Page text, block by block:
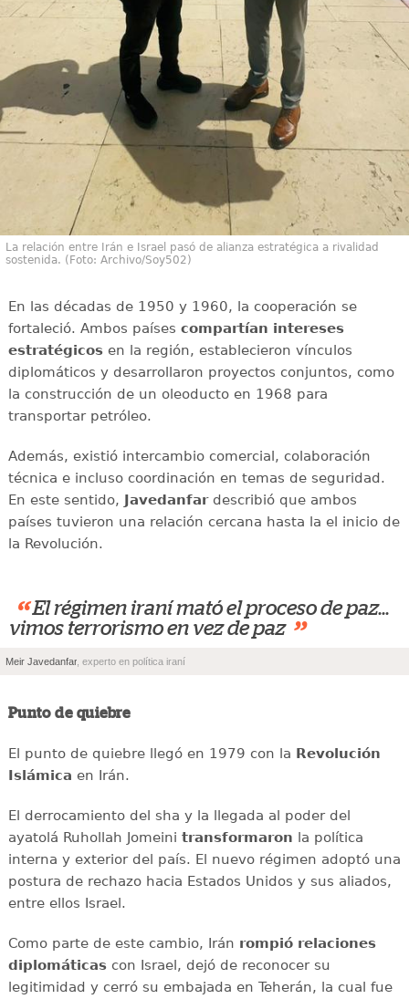
La relación entre Irán e Israel pasó de alianza estratégica a rivalidad
sostenida. (Foto: Archivo/Soy502)
En las décadas de 1950 y 1960, la cooperación se
fortaleció. Ambos países compartían intereses
estratégicosen la región, establecieron vínculos
diplomáticos y desarrollaron proyectos conjuntos, como
la construcción de un oleoducto en 1968 para
transportar petróleo.
Además, existió intercambio comercial, colaboración
técnica e incluso coordinación en temas de seguridad.
En este sentido, Javedanfardescribió que ambos
países tuvieron una relación cercana hasta la el inicio de
la Revolución.
“ El régimen iraní mató el proceso de paz...
vimos terrorismo en vez de paz ”
Meir Javedanfar , experto en política iraní
Punto de quiebre
El punto de quiebre llegó en 1979 con la Revolución
Islámica en Irán.
El derrocamiento del sha y la llegada al poder del
ayatolá Ruhollah Jomeini transformaron la política
interna y exterior del país. El nuevo régimen adoptó una
postura de rechazo hacia Estados Unidos y sus aliados,
entre ellos Israel.
Como parte de este cambio, Irán rompió relaciones
diplomáticascon Israel, dejó de reconocer su
legitimidad y cerró su embajada en Teherán, la cual fue